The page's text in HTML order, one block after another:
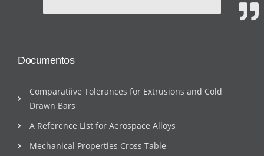
Documentos
Comparatiive Tolerances for Extrusions and Cold
Drawn Bars
A Reference List for Aerospace Alloys
Mechanical Properties Cross Table